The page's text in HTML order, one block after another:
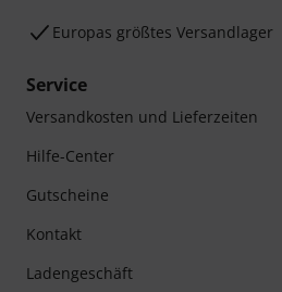
Europas größtes Versandlager
Service
Versandkosten und Lieferzeiten
Hilfe-Center
Gutscheine
Kontakt
Ladengeschäft